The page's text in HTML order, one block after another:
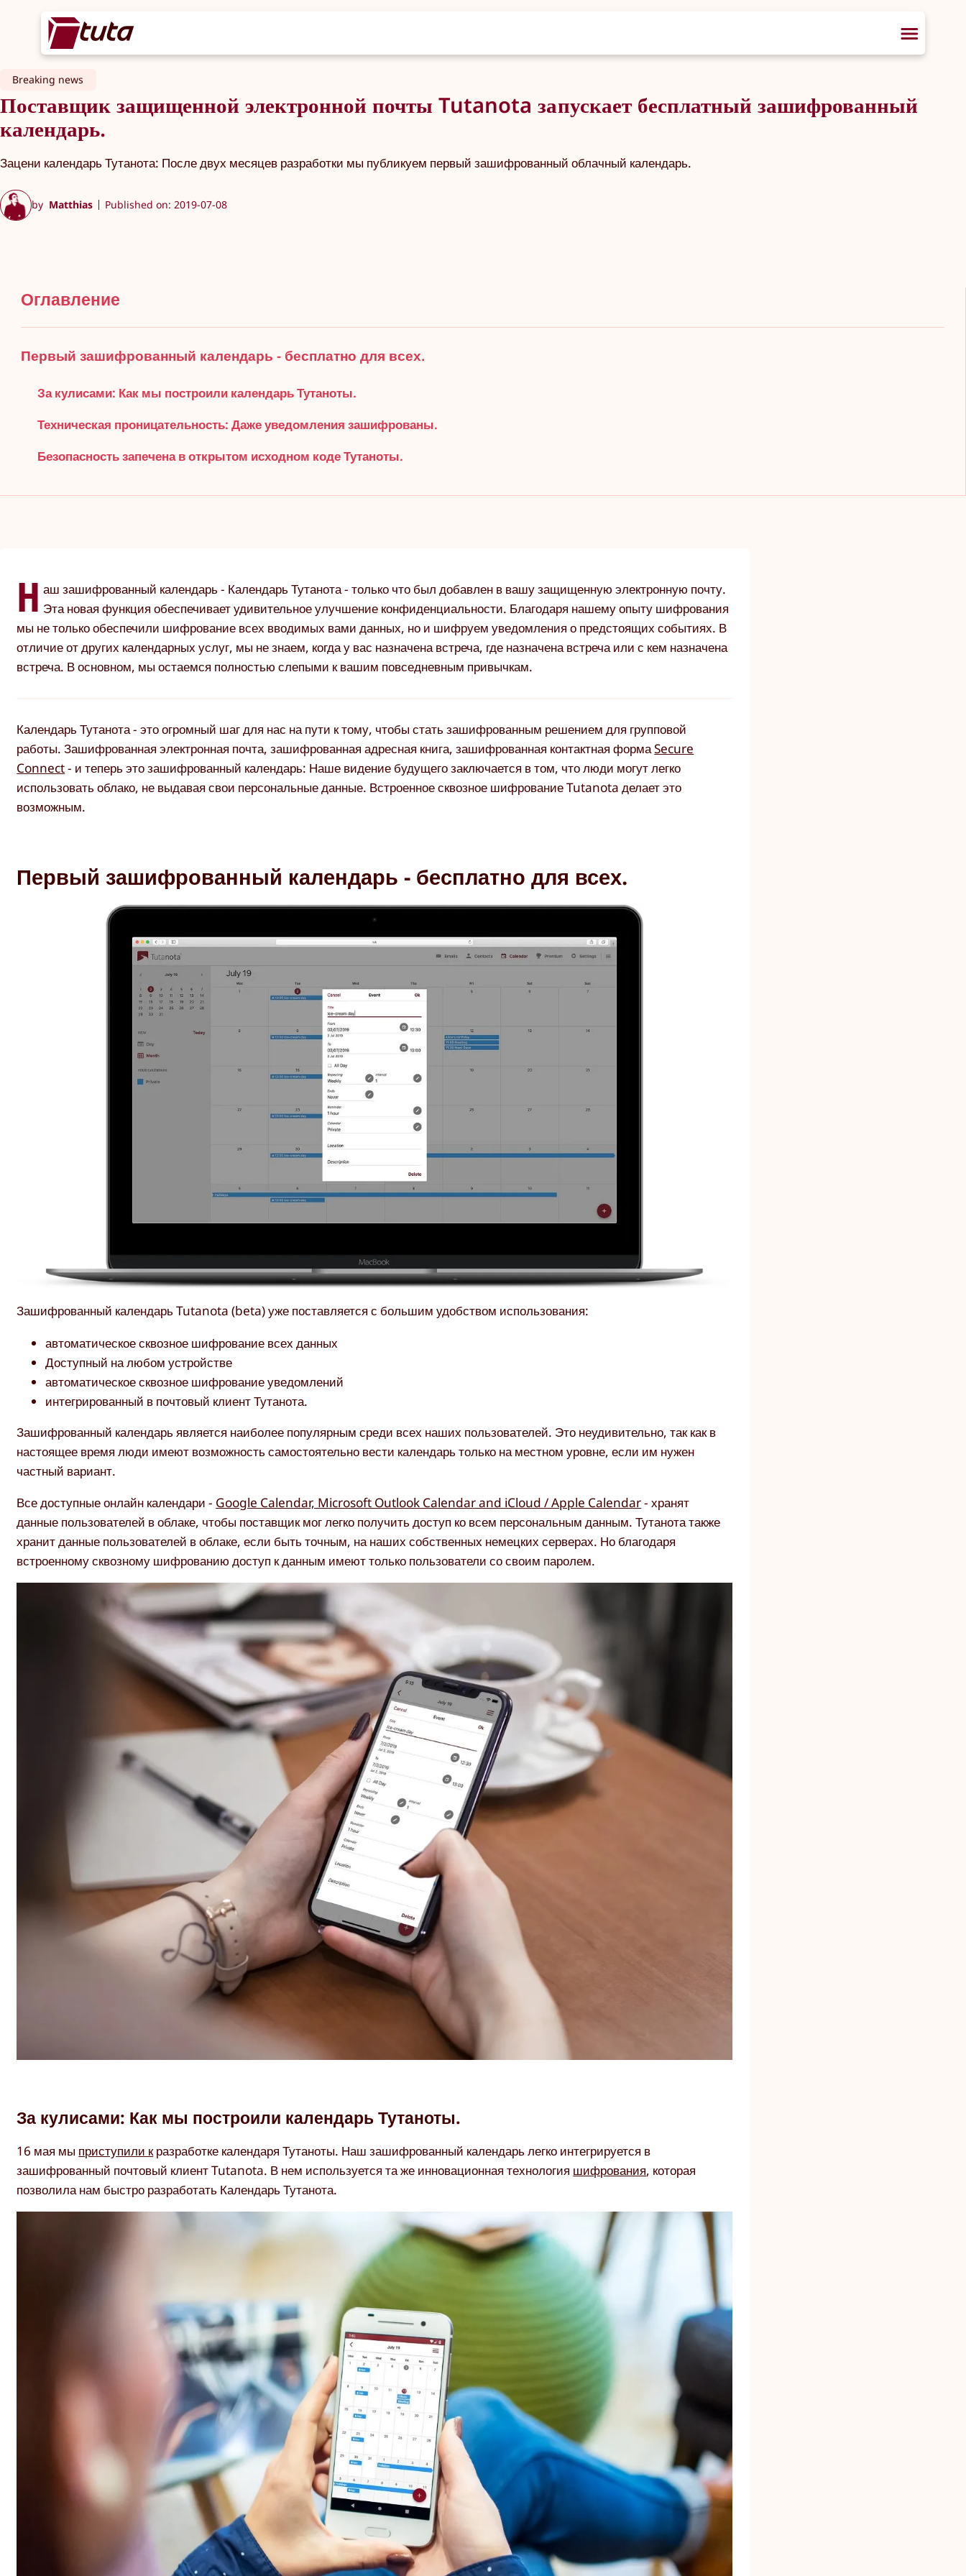
Breaking news
Поставщик защищенной электронной почты Tutanota запускает бесплатный зашифрованный
календарь.
Зацени календарь Тутанота: После двух месяцев разработки мы публикуем первый зашифрованный облачный календарь.
by Matthias Published on: 2019-07-08
Оглавление
Первый зашифрованный календарь - бесплатно для всех.
За кулисами: Как мы построили календарь Тутаноты.
Техническая проницательность: Даже уведомления зашифрованы.
Безопасность запечена в открытом исходном коде Тутаноты.
Н аш зашифрованный календарь - Календарь Тутанота - только что был добавлен в вашу защищенную электронную почту.
Эта новая функция обеспечивает удивительное улучшение конфиденциальности. Благодаря нашему опыту шифрования
мы не только обеспечили шифрование всех вводимых вами данных, но и шифруем уведомления о предстоящих событиях. В
отличие от других календарных услуг, мы не знаем, когда у вас назначена встреча, где назначена встреча или с кем назначена
встреча. В основном, мы остаемся полностью слепыми к вашим повседневным привычкам.
Календарь Тутанота - это огромный шаг для нас на пути к тому, чтобы стать зашифрованным решением для групповой
работы. Зашифрованная электронная почта, зашифрованная адресная книга, зашифрованная контактная формаSecure
Connect- и теперь это зашифрованный календарь: Наше видение будущего заключается в том, что люди могут легко
использовать облако, не выдавая свои персональные данные. Встроенное сквозное шифрование Tutanota делает это
возможным.
Первый зашифрованный календарь - бесплатно для всех.
Зашифрованный календарь Tutanota (beta) уже поставляется с большим удобством использования:
автоматическое сквозное шифрование всех данных
Доступный на любом устройстве
автоматическое сквозное шифрование уведомлений
интегрированный в почтовый клиент Тутанота.
Зашифрованный календарь является наиболее популярным среди всех наших пользователей. Это неудивительно, так как в
настоящее время люди имеют возможность самостоятельно вести календарь только на местном уровне, если им нужен
частный вариант.
Все доступные онлайн календари - Google Calendar, Microsoft Outlook Calendar and iCloud / Apple Calendar- хранят
данные пользователей в облаке, чтобы поставщик мог легко получить доступ ко всем персональным данным. Тутанота также
хранит данные пользователей в облаке, если быть точным, на наших собственных немецких серверах. Но благодаря
встроенному сквозному шифрованию доступ к данным имеют только пользователи со своим паролем.
За кулисами: Как мы построили календарь Тутаноты.
16 мая мы приступили кразработке календаря Тутаноты. Наш зашифрованный календарь легко интегрируется в
зашифрованный почтовый клиент Tutanota. В нем используется та же инновационная технология шифрования, которая
позволила нам быстро разработать Календарь Тутанота.